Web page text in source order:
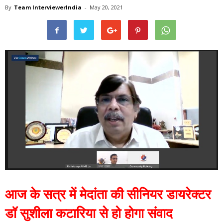
By Team InterviewerIndia - May 20, 2021
आज के सत्र में मेदांता की सीनियर डायरेक्टर
डॉ सुशीला कटारिया से हो होगा संवाद